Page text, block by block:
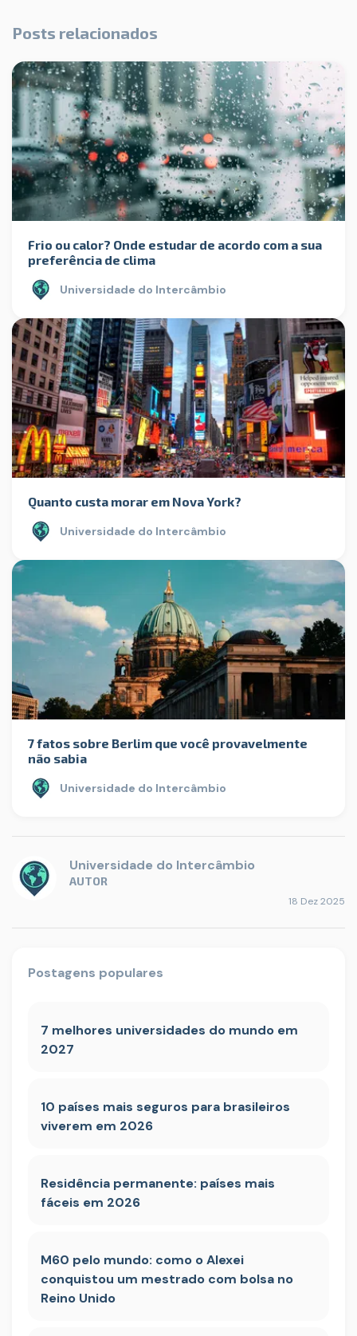
Posts relacionados
Frio ou calor? Onde estudar de acordo com a sua
preferência de clima
Universidade do Intercâmbio
Quanto custa morar em Nova York?
Universidade do Intercâmbio
7 fatos sobre Berlim que você provavelmente
não sabia
Universidade do Intercâmbio
Universidade do Intercâmbio
AUTOR
18 Dez 2025
Postagens populares
7 melhores universidades do mundo em
2027
10 países mais seguros para brasileiros
viverem em 2026
Residência permanente: países mais
fáceis em 2026
M60 pelo mundo: como o Alexei
conquistou um mestrado com bolsa no
Reino Unido